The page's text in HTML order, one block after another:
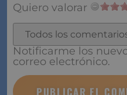
Quiero valorar
Notificarme los
correo electrónico.